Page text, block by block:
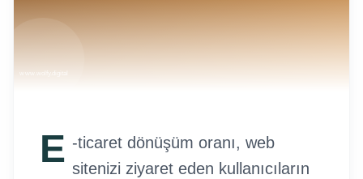
E -ticaret dönüşüm oranı, web
sitenizi ziyaret eden kullanıcıların